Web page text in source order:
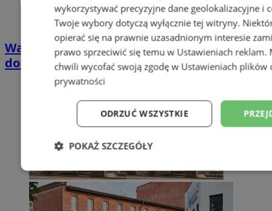
Wakacyjny wypoczynek nad Bałtykiem w
domkach Szmaragdowe Morze
wykorzystywać precyzyjne dane geolokalizacyjne i
Twoje wybory dotyczą wyłącznie tej witryny.
opierać się na prawnie uzasadnionym interesie
prawo sprzeciwić się temu w Ustawieniach reklam.
chwili wycofać swoją zgodę w Ustawieniach plików
prywatności
ODRZUĆ WSZYSTKIE
POKAŻ SZCZEGÓŁY
Niezbędne Wydajność